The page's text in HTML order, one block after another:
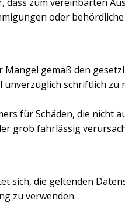
oder
gemäß den
unverzüglich schriftlich
für Schäden, die nicht
grob fahrlässig
sich, die geltenden
zu verwenden.